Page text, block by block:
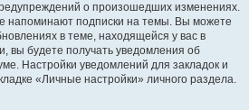
о произошедших изменениях.
напоминают подписки на темы. Вы можете
в теме, находящейся у вас в
вы будете получать уведомления об
Настройки уведомлений для закладок и
«Личные настройки» личного раздела.